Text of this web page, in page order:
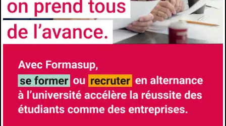
Comment candidater
https://univ-cotedazur.fr/formation/offre-de-
formation/histoire-du-droit-et-conservation-
du-patrimoine
Les avantages de l'alternance
Formation à l’école et formation chez
l’employeur- Insertion professionnelle accrue
à l’issue du diplôme- Diplôme Universitaires
reconnus et visés par l’État